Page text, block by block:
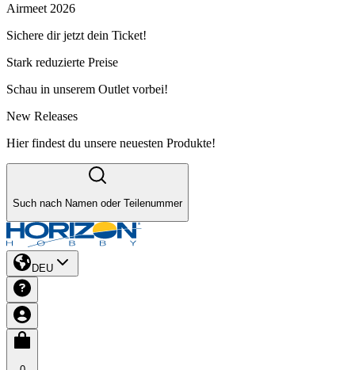
Airmeet 2026
Sichere dir jetzt dein Ticket!
Stark reduzierte Preise
Schau in unserem Outlet vorbei!
New Releases
Hier findest du unsere neuesten Produkte!
Such nach Namen oder Teilenummer
DEU